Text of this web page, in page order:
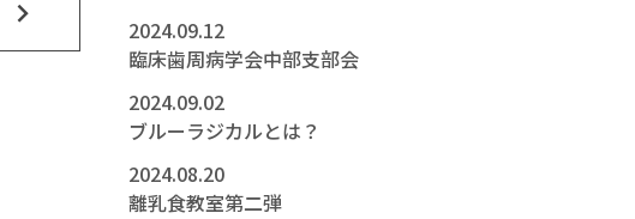
keyboard_arrow_right
2024.09.12
臨床歯周病学会中部支部会
2024.09.02
ブルーラジカルとは？
2024.08.20
離乳食教室第二弾